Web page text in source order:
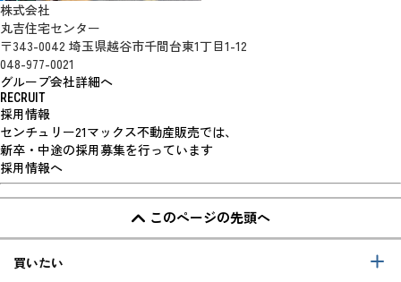
株式会社
丸吉住宅センター
〒343-0042 埼玉県越谷市千間台東1丁目1-12
048-977-0021
グループ会社詳細へ
RECRUIT
採用情報
センチュリー21マックス不動産販売では、
新卒・中途の採用募集を行っています
採用情報へ
このページの先頭へ
買いたい